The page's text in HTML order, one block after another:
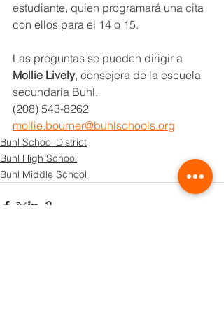
estudiante, quien programará una cita
con ellos para el 14 o 15.
Las preguntas se pueden dirigir a
Mollie Lively, consejera de la escuela
secundaria Buhl.
(208) 543-8262
mollie.bourner@buhlschools.org
Buhl School District
Buhl High School
Buhl Middle School